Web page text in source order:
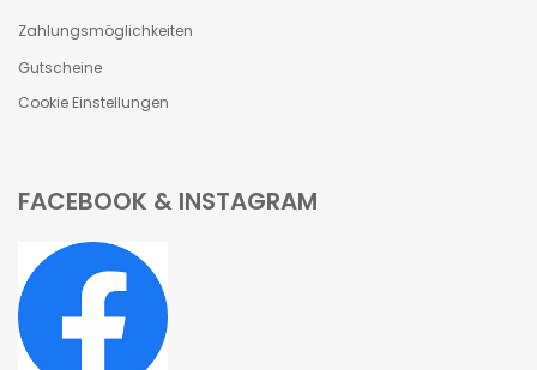
Zahlungsmöglichkeiten
Gutscheine
Cookie Einstellungen
FACEBOOK & INSTAGRAM